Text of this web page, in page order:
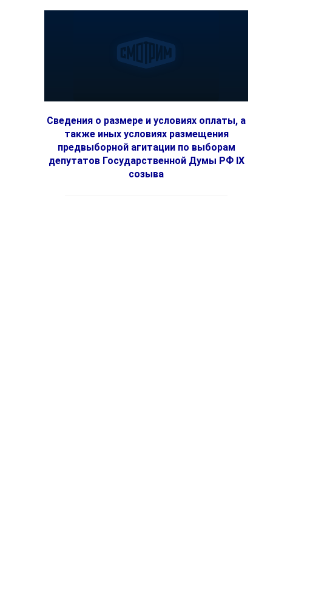
Сведения о размере и условиях оплаты, а
также иных условиях размещения
предвыборной агитации по выборам
депутатов Государственной Думы РФ IX
созыва